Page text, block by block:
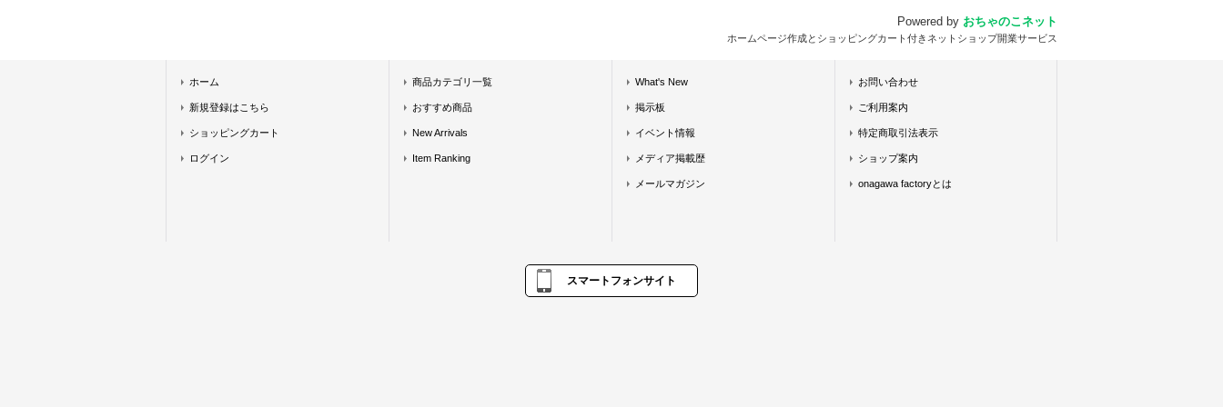
Powered by おちゃのこネット
ホームページ作成とショッピングカート付きネットショップ開業サービス
ホーム
新規登録はこちら
ショッピングカート
ログイン
商品カテゴリ一覧
おすすめ商品
New Arrivals
Item Ranking
What's New
掲示板
イベント情報
メディア掲載歴
メールマガジン
お問い合わせ
ご利用案内
特定商取引法表示
ショップ案内
onagawa factoryとは
スマートフォンサイト